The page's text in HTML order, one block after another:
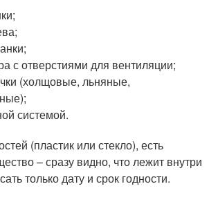
с отверстиями для вентиляции;
(холщовые, льняные,
системой.
(пластик или стекло), есть
– сразу видно, что лежит внутри
только дату и срок годности.